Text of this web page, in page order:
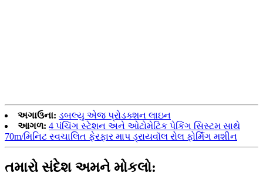
અગાઉના: ડબલ્યુ એજ પ્રોડક્શન લાઇન
આગળ: 4 પંચિંગ સ્ટેશન અને ઓટોમેટિક પેકિંગ સિસ્ટમ સાથે
70m/મિનિટ સ્વચાલિત ફેરફાર માપ ડ્રાયવૉલ રોલ ફોર્મિંગ મશીન
તમારો સંદેશ અમને મોકલો: